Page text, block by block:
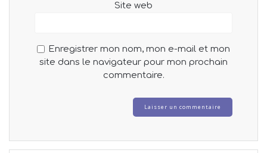
Site web
Enregistrer mon nom, mon e-mail et mon
site dans le navigateur pour mon prochain
commentaire.